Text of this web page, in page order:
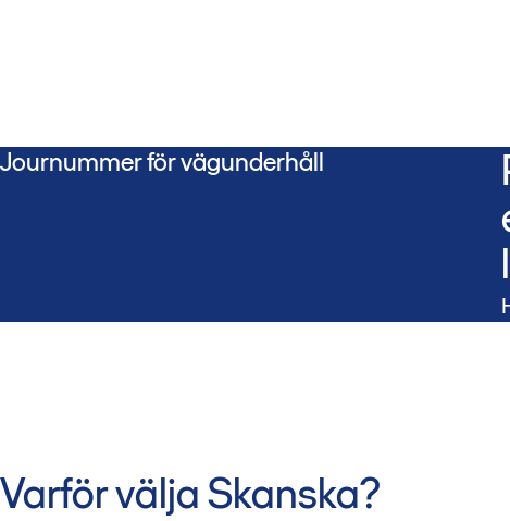
Journummer för vägunderhåll
Varför välja Skanska?